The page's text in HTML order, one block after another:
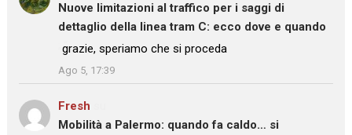
Nuove limitazioni al traffico per i saggi di
dettaglio della linea tram C: ecco dove e quando
: “
grazie, speriamo che si proceda
”
Ago 5, 17:39
Fresh
Mobilità a Palermo: quando fa caldo… si